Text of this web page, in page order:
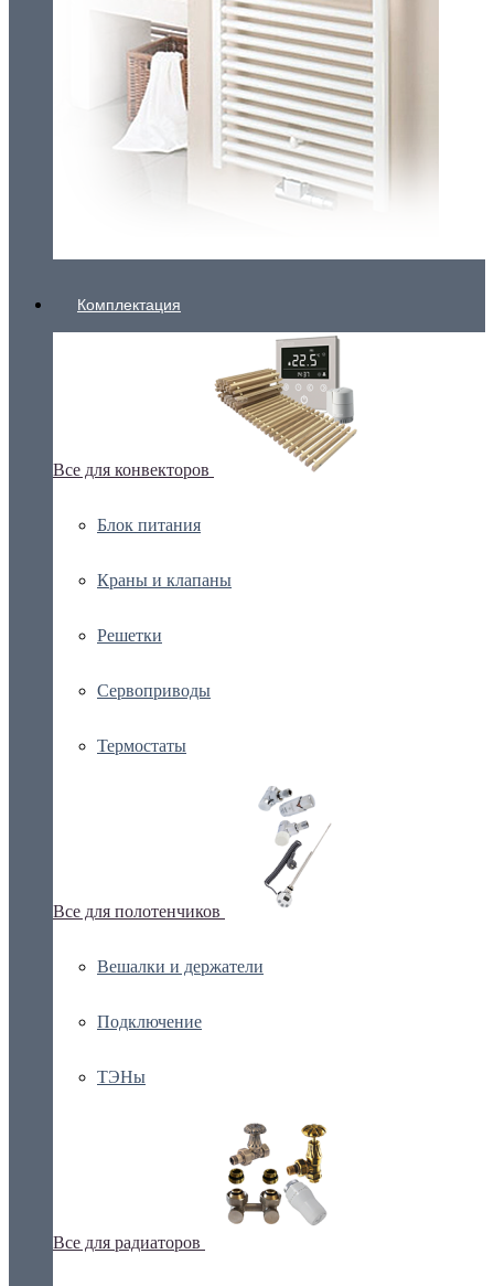
Комплектация
Все для конвекторов
Блок питания
Краны и клапаны
Решетки
Сервоприводы
Термостаты
Все для полотенчиков
Вешалки и держатели
Подключение
ТЭНы
Все для радиаторов